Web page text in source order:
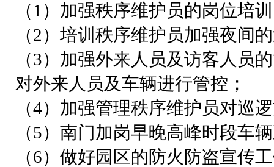
（1）加强秩序维护员的岗位培
（2）培训秩序维护员加强夜间
（3）加强外来人员及访客人员
对外来人员及车辆进行管控；
（4）加强管理秩序维护员对巡
（5）南门加岗早晚高峰时段车
（6）做好园区的防火防盗宣传